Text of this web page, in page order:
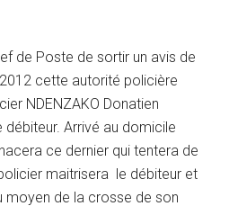
de Poste de sortir un avis de
cette autorité policière
NDENZAKO Donatien
débiteur. Arrivé au domicile
ce dernier qui tentera de
maitrisera le débiteur et
moyen de la crosse de son